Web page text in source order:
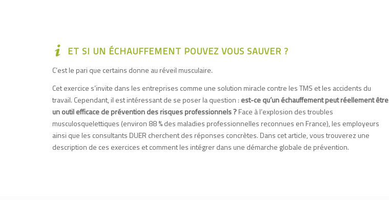
ET SI UN ÉCHAUFFEMENT POUVEZ VOUS SAUVER ?
C’est le pari que certains donne au réveil musculaire.
Cet exercice s’invite dans les entreprises comme une solution miracle contre les TMS et les accidents du
travail. Cependant, il est intéressant de se poser la question : est-ce qu’un échauffement peut réellement être
un outil efficace de prévention des risques professionnels ?Face à l’explosion des troubles
musculosquelettiques (environ 88 % des maladies professionnelles reconnues en France), les employeurs
ainsi que les consultants DUER cherchent des réponses concrètes. Dans cet article, vous trouverez une
description de ces exercices et comment les intégrer dans une démarche globale de prévention.